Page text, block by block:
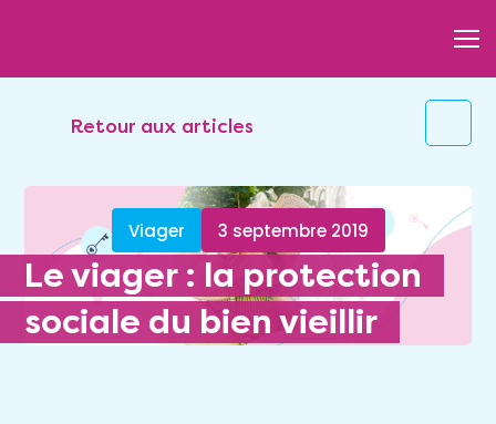
Retour aux articles
Viager 3 septembre 2019
Le viager : la protection
sociale du bien vieillir